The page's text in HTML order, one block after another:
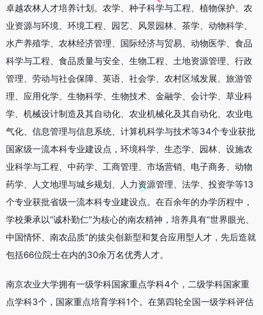
卓越农林人才培养计划。农学、种子科学与工程、植物保护、农
业资源与环境、环境工程、园艺、风景园林、茶学、动物科学、
水产养殖学、农林经济管理、国际经济与贸易、动物医学、食品
科学与工程、食品质量与安全、生物工程、土地资源管理、行政
管理、劳动与社会保障、英语、社会学、农村区域发展、旅游管
理、应用化学、生物科学、生物技术、金融学、会计学、草业科
学、机械设计制造及其自动化、农业机械化及其自动化、农业电
气化、信息管理与信息系统、计算机科学与技术等34个专业获批
国家级一流本科专业建设点，环境科学、生态学、园林、设施农
业科学与工程、中药学、工商管理、市场营销、电子商务、动物
药学、人文地理与城乡规划、人力资源管理、法学、投资学等13
个专业获批省级一流本科专业建设点。在百余年的办学历程中，
学校秉承以“诚朴勤仁”为核心的南农精神，培养具有“世界眼光、
中国情怀、南农品质”的拔尖创新型和复合应用型人才，先后造就
包括66位院士在内的30余万名优秀人才。
南京农业大学拥有一级学科国家重点学科4个，二级学科国家重
点学科3个，国家重点培育学科1个。在第四轮全国一级学科评估